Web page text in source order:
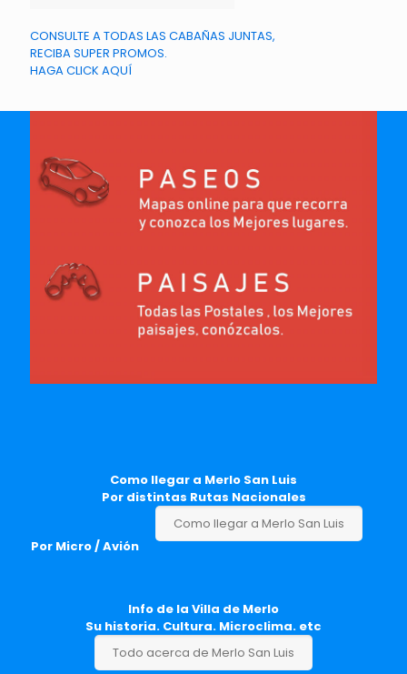
CONSULTE A TODAS LAS CABAÑAS JUNTAS,
RECIBA SUPER PROMOS.
HAGA CLICK AQUÍ
Como llegar a Merlo San Luis
Por distintas Rutas Nacionales
Por Micro / Avión
Como llegar a Merlo San Luis
Info de la Villa de Merlo
Su historia. Cultura. Microclima. etc
Todo acerca de Merlo San Luis